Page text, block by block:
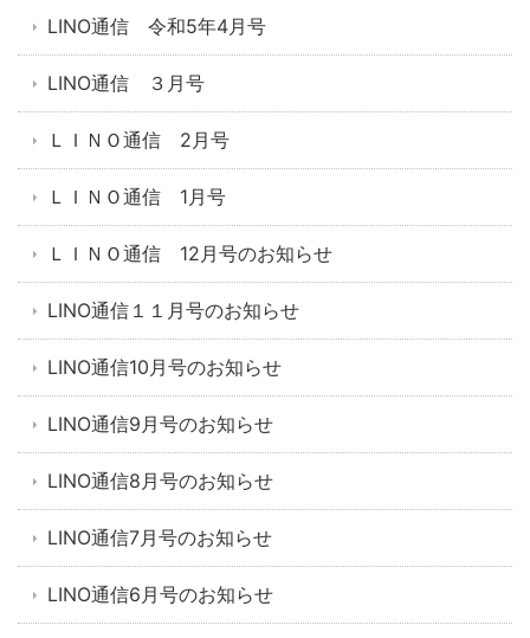
LINO通信 令和5年4月号
LINO通信 ３月号
ＬＩＮＯ通信 2月号
ＬＩＮＯ通信 1月号
ＬＩＮＯ通信 12月号のお知らせ
LINO通信１１月号のお知らせ
LINO通信10月号のお知らせ
LINO通信9月号のお知らせ
LINO通信8月号のお知らせ
LINO通信7月号のお知らせ
LINO通信6月号のお知らせ